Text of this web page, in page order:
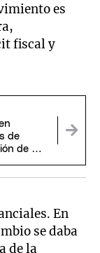
es
fiscal y
de
de De
En
se daba
de la